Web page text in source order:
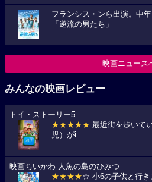
フランシス・ンら出演。中
「逆流の男たち」
映画ニュース
みんなの映画レビュー
トイ・ストーリー5
★★★★★ 最近街を歩いて
児）がi...
映画ちいかわ 人魚の島のひみつ
★★★★☆ 小6の子供と行き